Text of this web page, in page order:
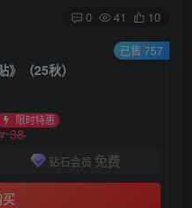
0 41 10
（25秋）
限时特惠
38
钻石会员 免费
已售 757